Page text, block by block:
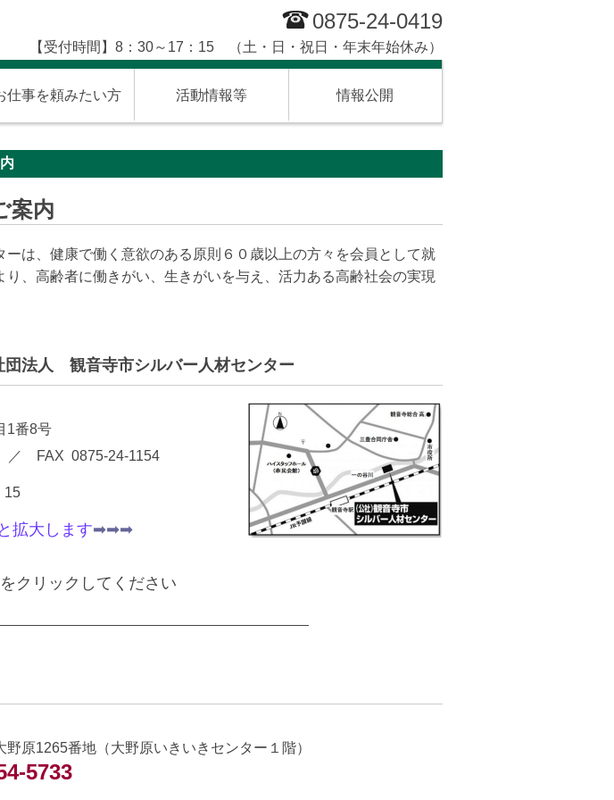
0875-24-0419
【受付時間】8：30～17：15 （土・日・祝日・年末年始休み）
仕事を頼みたい方 活動情報等 情報公開
内
ーは、健康で働く意欲のある原則６０歳以上の方々を会員として就
り、高齢者に働きがい、生きがいを与え、活力ある高齢社会の実現
団法人 観音寺市シルバー人材センター
1番8号
／ FAX 0875-24-1154
15
拡大します➡➡➡
をクリックしてください
原1265番地（大野原いきいきセンター１階）
5733